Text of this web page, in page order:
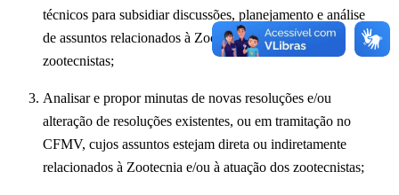
técnicos para subsidiar discussões, planejamento e análise
de assuntos relacionados à Zootecnia e atuação dos
zootecnistas;
Analisar e propor minutas de novas resoluções e/ou
alteração de resoluções existentes, ou em tramitação no
CFMV, cujos assuntos estejam direta ou indiretamente
relacionados à Zootecnia e/ou à atuação dos zootecnistas;